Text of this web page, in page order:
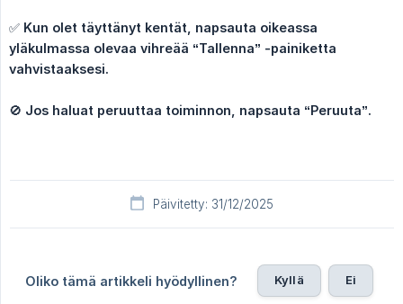
✅ Kun olet täyttänyt kentät, napsauta oikeassa
yläkulmassa olevaa vihreää “Tallenna” -painiketta
vahvistaaksesi.
🚫 Jos haluat peruuttaa toiminnon, napsauta “Peruuta”.
Päivitetty: 31/12/2025
Oliko tämä artikkeli hyödyllinen? Kyllä Ei